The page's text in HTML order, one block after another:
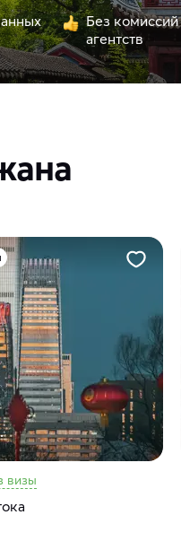
Без комиссий
агентств
визы